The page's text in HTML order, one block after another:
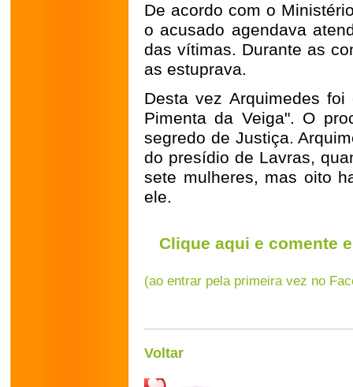
De acordo com o
o acusado agendava
das vítimas. Durante as
as estuprava.
Desta vez Arquimedes
Pimenta da Veiga". O
segredo de Justiça.
do presídio de Lavras,
sete mulheres, mas oito
ele.
Clique aqui e comente
(ao entrar pela primeira vez no
Voltar